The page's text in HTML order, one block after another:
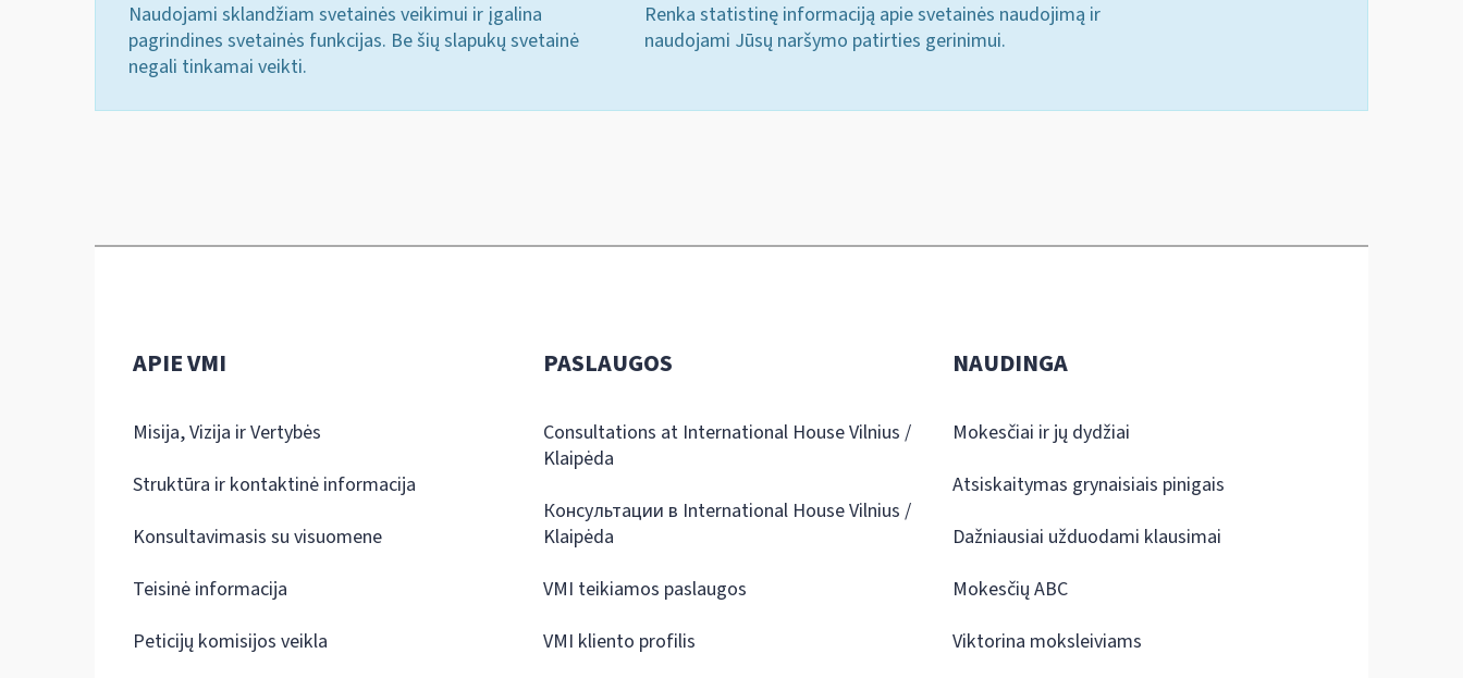
Naudojami sklandžiam svetainės veikimui ir įgalina
pagrindines svetainės funkcijas. Be šių slapukų svetainė
negali tinkamai veikti.
Renka statistinę informaciją apie svetainės naudojimą ir
naudojami Jūsų naršymo patirties gerinimui.
APIE VMI
Misija, Vizija ir Vertybės
Struktūra ir kontaktinė informacija
Konsultavimasis su visuomene
Teisinė informacija
Peticijų komisijos veikla
PASLAUGOS
Consultations at International House Vilnius /
Klaipėda
Консультации в International House Vilnius /
Klaipėda
VMI teikiamos paslaugos
VMI kliento profilis
NAUDINGA
Mokesčiai ir jų dydžiai
Atsiskaitymas grynaisiais pinigais
Dažniausiai užduodami klausimai
Mokesčių ABC
Viktorina moksleiviams